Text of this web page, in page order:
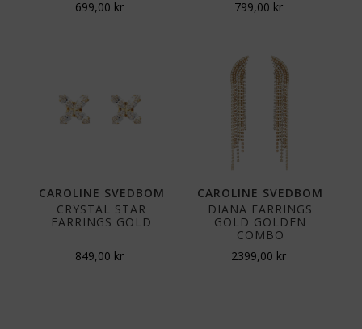
699,00 kr 799,00 kr
CAROLINE SVEDBOM
CRYSTAL STAR
EARRINGS GOLD
849,00 kr
CAROLINE SVEDBOM
DIANA EARRINGS
GOLD GOLDEN
COMBO
2399,00 kr